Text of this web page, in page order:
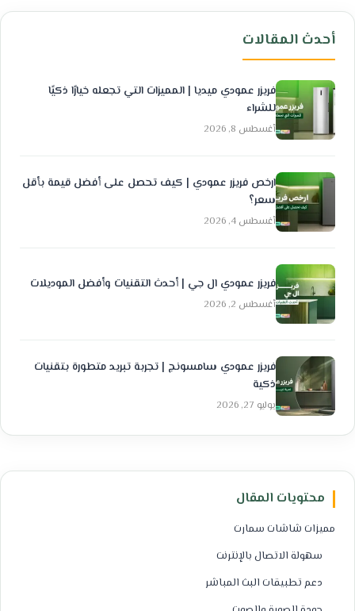
أحدث المقالات
فريزر عمودي ميديا | المميزات التي تجعله خيارًا ذكيًا
للشراء
أغسطس 8, 2026
ارخص فريزر عمودي | كيف تحصل على أفضل قيمة بأقل
سعر؟
أغسطس 4, 2026
فريزر عمودي ال جي | أحدث التقنيات وأفضل الموديلات
أغسطس 2, 2026
فريزر عمودي سامسونج | تجربة تبريد متطورة بتقنيات
ذكية
يوليو 27, 2026
محتويات المقال
مميزات شاشات سمارت
سهولة الاتصال بالإنترنت
دعم تطبيقات البث المباشر